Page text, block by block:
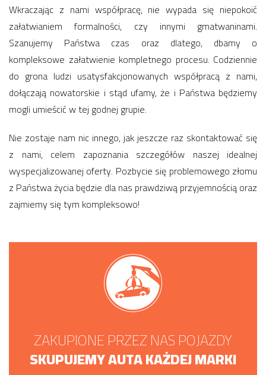
Wkraczając z nami współpracę, nie wypada się niepokoić
załatwianiem formalności, czy innymi gmatwaninami.
Szanujemy Państwa czas oraz dlatego, dbamy o
kompleksowe załatwienie kompletnego procesu. Codziennie
do grona ludzi usatysfakcjonowanych współpracą z nami,
dołączają nowatorskie i stąd ufamy, że i Państwa będziemy
mogli umieścić w tej godnej grupie.
Nie zostaje nam nic innego, jak jeszcze raz skontaktować się
z nami, celem zapoznania szczegółów naszej idealnej
wyspecjalizowanej oferty. Pozbycie się problemowego złomu
z Państwa życia będzie dla nas prawdziwą przyjemnością oraz
zajmiemy się tym kompleksowo!
ZAKUPIONE PRZEZ NAS POJAZDY
SKUPUJEMY AUTA KAŻDEJ MARKI